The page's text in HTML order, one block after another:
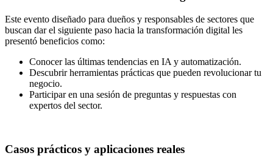
Este evento diseñado para dueños y responsables de sectores que
buscan dar el siguiente paso hacia la transformación digital les
presentó beneficios como:
Conocer las últimas tendencias en IA y automatización.
Descubrir herramientas prácticas que pueden revolucionar tu
negocio.
Participar en una sesión de preguntas y respuestas con
expertos del sector.
Casos prácticos y aplicaciones reales